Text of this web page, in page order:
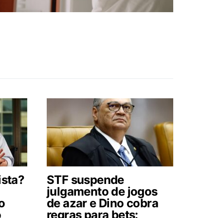
STF suspende
julgamento de jogos
de azar e Dino cobra
regras para bets: